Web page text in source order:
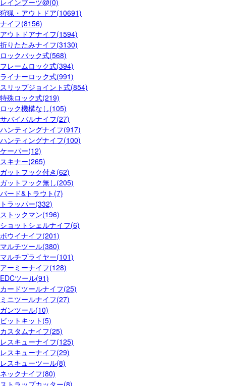
レインブーツ@(0)
狩猟・アウトドア(10691)
ナイフ(8156)
アウトドアナイフ(1594)
折りたたみナイフ(3130)
ロックバック式(568)
フレームロック式(394)
ライナーロック式(991)
スリップジョイント式(854)
特殊ロック式(219)
ロック機構なし(105)
サバイバルナイフ(27)
ハンティングナイフ(917)
ハンティングナイフ(100)
ケーパー(12)
スキナー(265)
ガットフック付き(62)
ガットフック無し(205)
バード&トラウト(7)
トラッパー(332)
ストックマン(196)
ショットシェルナイフ(6)
ボウイナイフ(201)
マルチツール(380)
マルチプライヤー(101)
アーミーナイフ(128)
EDCツール(91)
カードツールナイフ(25)
ミニツールナイフ(27)
ガンツール(10)
ビットキット(5)
カスタムナイフ(25)
レスキューナイフ(125)
レスキューナイフ(29)
レスキューツール(8)
ネックナイフ(80)
ストラップカッター(8)